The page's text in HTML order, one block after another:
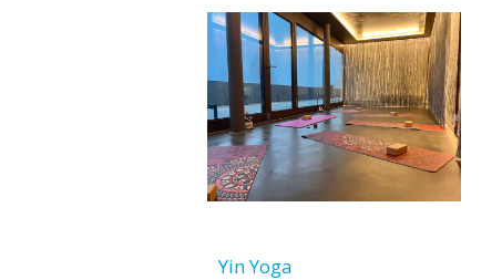
Yin Yoga